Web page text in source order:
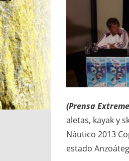
(Prensa
aletas, kayak y
Náutico 2013
estado